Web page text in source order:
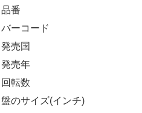
品番
バーコード
発売国
発売年
回転数
盤のサイズ(インチ)